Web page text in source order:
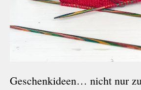
Geschenkideen… nicht nur